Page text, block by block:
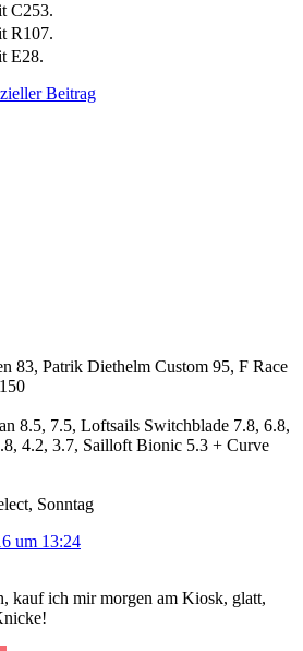
C253.
R107.
E28.
Beitrag
83, Patrik Diethelm Custom 95, F Race
8.5, 7.5, Loftsails Switchblade 7.8, 6.8,
4.2, 3.7, Sailloft Bionic 5.3 + Curve
Sonntag
um 13:24
kauf ich mir morgen am Kiosk, glatt,